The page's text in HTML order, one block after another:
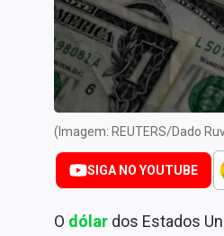
Internacional
Marketing
Tecnologia
Conteúdo de Marca
Sobre
Expediente
(Imagem: REUTERS/Dado
SIGA NO YOUTUBE
O dólar dos Estados